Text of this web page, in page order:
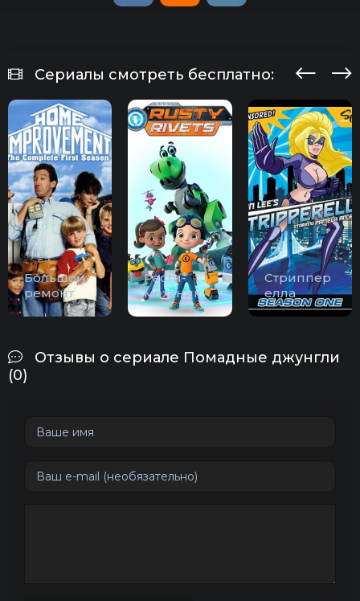
Сериалы смотреть бесплатно:
Большой
ремонт
Расти-
механик
Стриппер
елла
Отзывы о сериале Помадные джунгли
(0)